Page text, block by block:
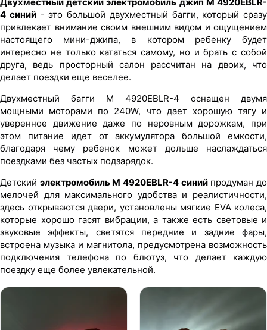
4 синий- это большой двухместный багги, который сразу
привлекает внимание своим внешним видом и ощущением
настоящего мини-джипа, в котором ребенку будет
интересно не только кататься самому, но и брать с собой
друга, ведь просторный салон рассчитан на двоих, что
делает поездки еще веселее.
Двухместный багги M 4920EBLR-4 оснащен двумя
мощными моторами по 240W, что дает хорошую тягу и
уверенное движение даже по неровным дорожкам, при
этом питание идет от аккумулятора большой емкости,
благодаря чему ребенок может дольше наслаждаться
поездками без частых подзарядок.
Детский электромобиль M 4920EBLR-4 синийпродуман до
мелочей для максимального удобства и реалистичности,
здесь открываются двери, установлены мягкие EVA колеса,
которые хорошо гасят вибрации, а также есть световые и
звуковые эффекты, светятся передние и задние фары,
встроена музыка и магнитола, предусмотрена возможность
подключения телефона по блютуз, что делает каждую
поездку еще более увлекательной.